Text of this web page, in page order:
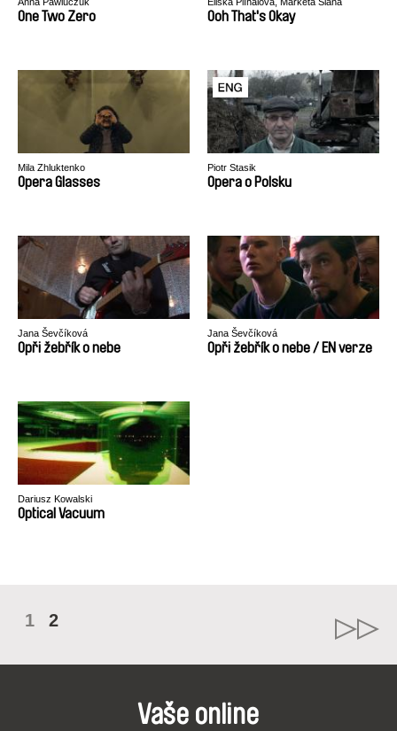
One Two Zero Ooh That's Okay
Mila Zhluktenko
Opera Glasses
Piotr Stasik
Opera o Polsku
Jana Ševčíková
Opři žebřík o nebe
Jana Ševčíková
Opři žebřík o nebe / EN verze
Dariusz Kowalski
Optical Vacuum
1 2
Vaše online